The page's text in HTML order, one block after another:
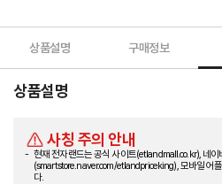
상품설명 구매정보
상품설명
사칭 주의 안내
현재 전자랜드는 공식 사이트(etlandmall.co.kr), 네이
(smartstore.naver.com/etlandpriceking), 모바일 어
다.